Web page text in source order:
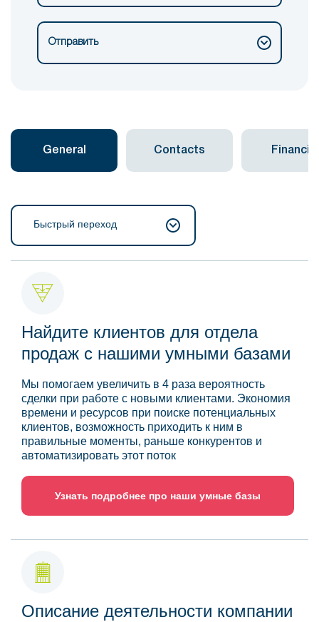
Отправить
General Contacts Financial
Быстрый переход
Найдите клиентов для отдела
продаж с нашими умными базами
Мы помогаем увеличить в 4 раза вероятность
сделки при работе с новыми клиентами. Экономия
времени и ресурсов при поиске потенциальных
клиентов, возможность приходить к ним в
правильные моменты, раньше конкурентов и
автоматизировать этот поток
Узнать подробнее про наши умные базы
Описание деятельности компании